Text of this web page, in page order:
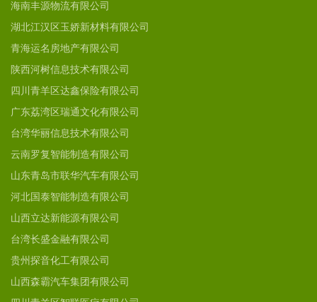
海南丰源物流有限公司
湖北江汉区玉娇新材料有限公司
青海运名房地产有限公司
陕西河树信息技术有限公司
四川青羊区达鑫保险有限公司
广东荔湾区瑞通文化有限公司
台湾华丽信息技术有限公司
云南罗复智能制造有限公司
山东青岛市联华汽车有限公司
河北国泰智能制造有限公司
山西立达新能源有限公司
台湾长盛金融有限公司
贵州探音化工有限公司
山西森霸汽车集团有限公司